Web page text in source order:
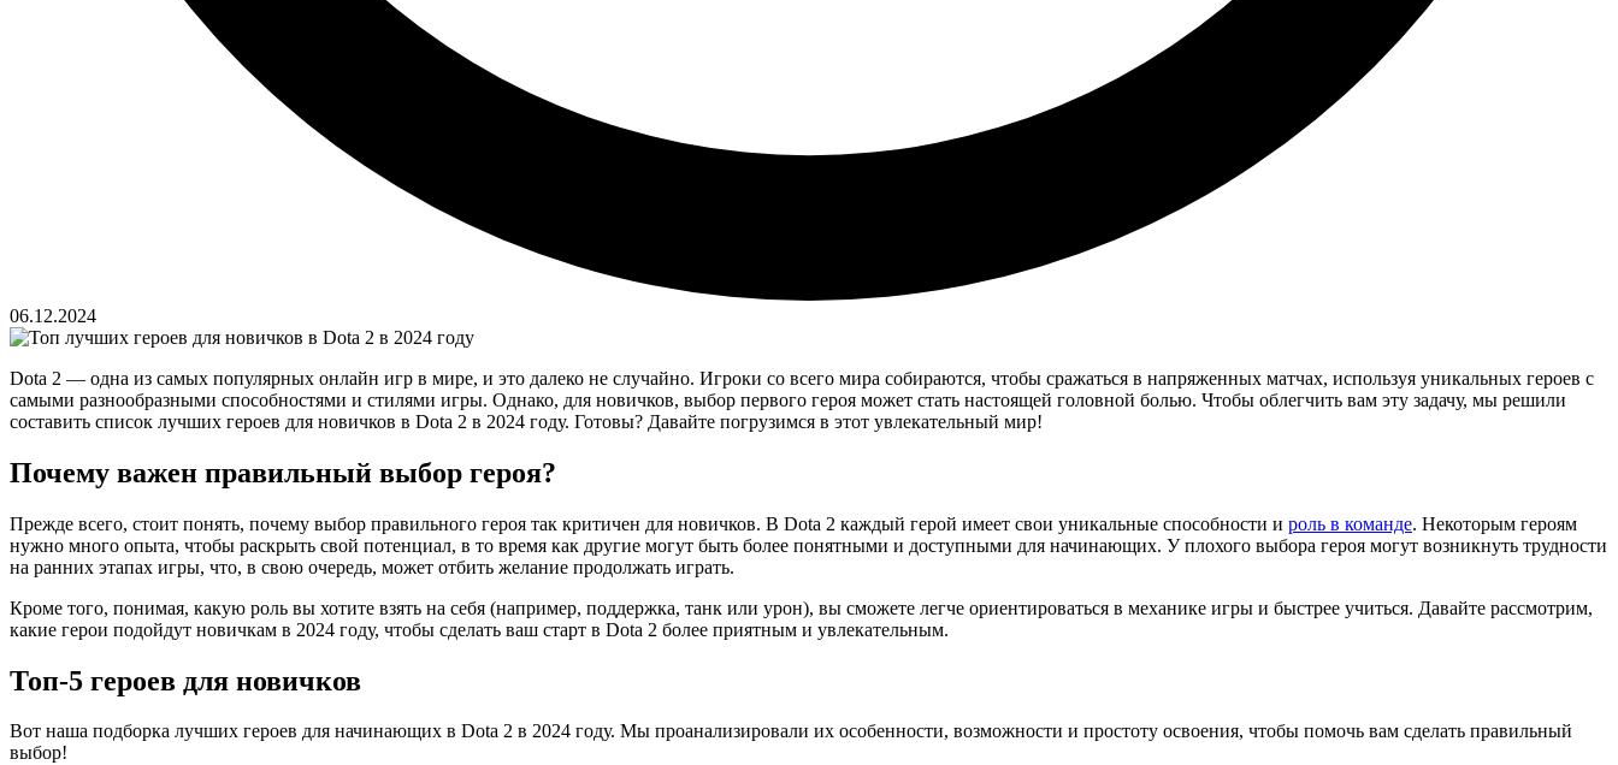
06.12.2024
Dota 2 — одна из самых популярных онлайн игр в мире, и это далеко не случайно. Игроки со всего мира собираются, чтобы сражаться в напряженных матчах, используя уникальных героев с
самыми разнообразными способностями и стилями игры. Однако, для новичков, выбор первого героя может стать настоящей головной болью. Чтобы облегчить вам эту задачу, мы решили
составить список лучших героев для новичков в Dota 2 в 2024 году. Готовы? Давайте погрузимся в этот увлекательный мир!
Почему важен правильный выбор героя?
Прежде всего, стоит понять, почему выбор правильного героя так критичен для новичков. В Dota 2 каждый герой имеет свои уникальные способности и роль в команде. Некоторым героям
нужно много опыта, чтобы раскрыть свой потенциал, в то время как другие могут быть более понятными и доступными для начинающих. У плохого выбора героя могут возникнуть трудности
на ранних этапах игры, что, в свою очередь, может отбить желание продолжать играть.
Кроме того, понимая, какую роль вы хотите взять на себя (например, поддержка, танк или урон), вы сможете легче ориентироваться в механике игры и быстрее учиться. Давайте рассмотрим,
какие герои подойдут новичкам в 2024 году, чтобы сделать ваш старт в Dota 2 более приятным и увлекательным.
Топ-5 героев для новичков
Вот наша подборка лучших героев для начинающих в Dota 2 в 2024 году. Мы проанализировали их особенности, возможности и простоту освоения, чтобы помочь вам сделать правильный
выбор!